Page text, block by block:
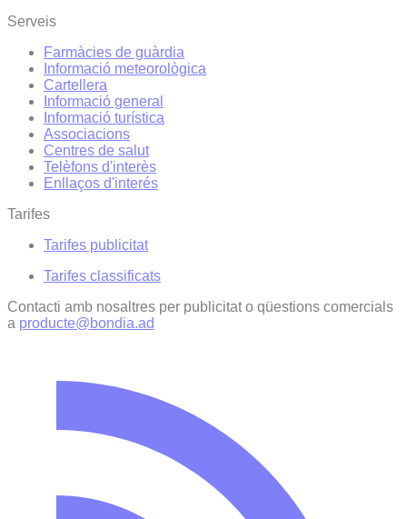
Serveis
Farmàcies de guàrdia
Informació meteorològica
Cartellera
Informació general
Informació turística
Associacions
Centres de salut
Telèfons d'interès
Enllaços d'interés
Tarifes
Tarifes publicitat
Tarifes classificats
Contacti amb nosaltres per publicitat o qüestions comercials
a producte@bondia.ad